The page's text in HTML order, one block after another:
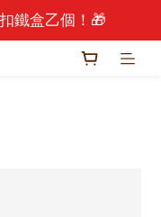
中 🎉
鐵盒乙個！🎁
中 🎉